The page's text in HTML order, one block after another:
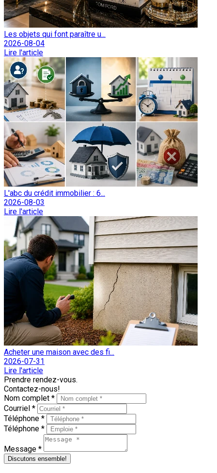
Les objets qui font paraître u...
2026-08-04
Lire l'article
L'abc du crédit immobilier : 6...
2026-08-03
Lire l'article
Acheter une maison avec des fi...
2026-07-31
Lire l'article
Prendre rendez-vous.
Contactez-nous!
Nom complet *
Courriel *
Téléphone *
Téléphone *
Message *
Discutons ensemble!